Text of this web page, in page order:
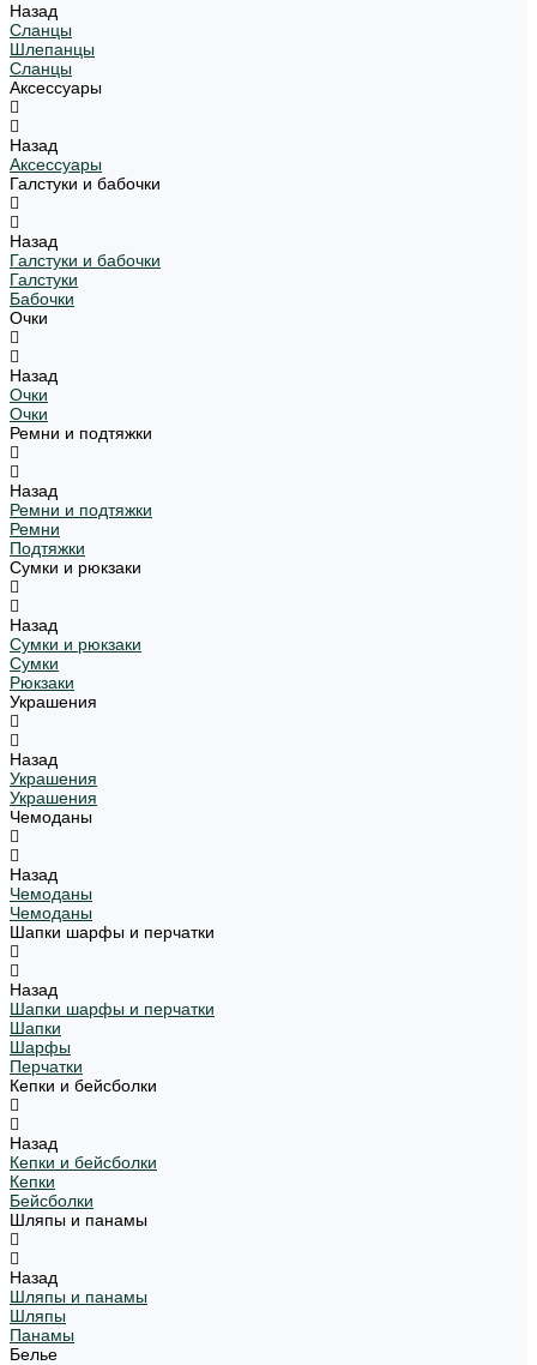
Назад
Сланцы
Шлепанцы
Сланцы
Аксессуары
Назад
Аксессуары
Галстуки и бабочки
Назад
Галстуки и бабочки
Галстуки
Бабочки
Очки
Назад
Очки
Очки
Ремни и подтяжки
Назад
Ремни и подтяжки
Ремни
Подтяжки
Сумки и рюкзаки
Назад
Сумки и рюкзаки
Сумки
Рюкзаки
Украшения
Назад
Украшения
Украшения
Чемоданы
Назад
Чемоданы
Чемоданы
Шапки шарфы и перчатки
Назад
Шапки шарфы и перчатки
Шапки
Шарфы
Перчатки
Кепки и бейсболки
Назад
Кепки и бейсболки
Кепки
Бейсболки
Шляпы и панамы
Назад
Шляпы и панамы
Шляпы
Панамы
Белье